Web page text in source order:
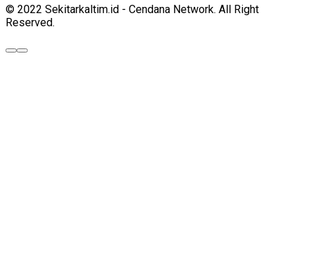
© 2022 Sekitarkaltim.id - Cendana Network. All Right
Reserved.